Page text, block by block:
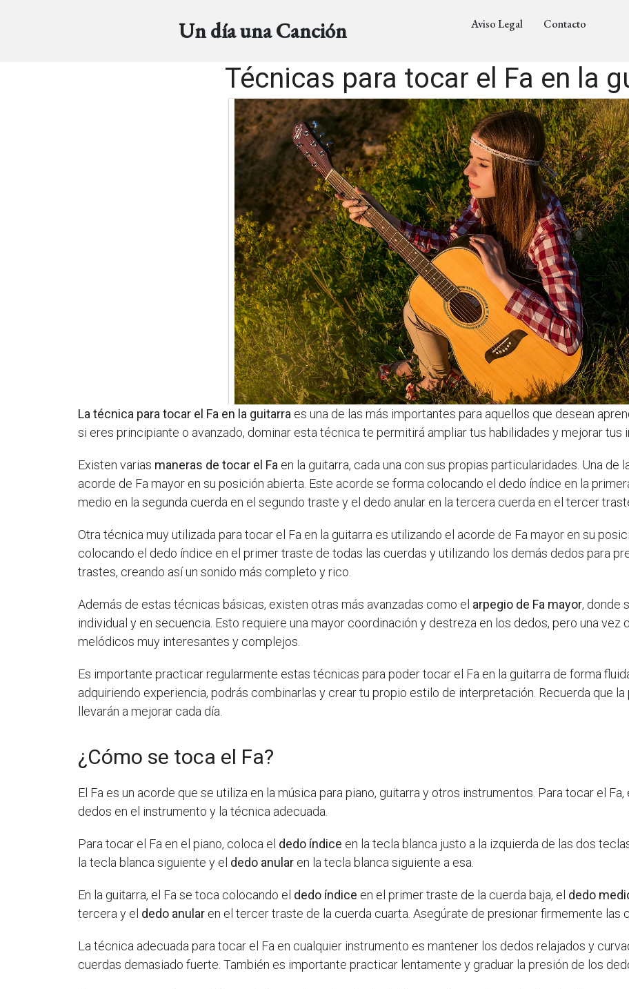
Un día una Canción Aviso Legal Contacto
Técnicas para tocar el Fa en la
La técnica para tocar el Fa en la guitarra es una de las más importantes para aquellos que desean
si eres principiante o avanzado, dominar esta técnica te permitirá ampliar tus habilidades y mejorar tus
Existen varias maneras de tocar el Fa en la guitarra, cada una con sus propias particularidades. Una
acorde de Fa mayor en su posición abierta. Este acorde se forma colocando el dedo índice en la
medio en la segunda cuerda en el segundo traste y el dedo anular en la tercera cuerda en el tercer
Otra técnica muy utilizada para tocar el Fa en la guitarra es utilizando el acorde de Fa mayor en su
colocando el dedo índice en el primer traste de todas las cuerdas y utilizando los demás dedos para
trastes, creando así un sonido más completo y rico.
Además de estas técnicas básicas, existen otras más avanzadas como el arpegio de Fa mayor, donde
individual y en secuencia. Esto requiere una mayor coordinación y destreza en los dedos, pero una
melódicos muy interesantes y complejos.
Es importante practicar regularmente estas técnicas para poder tocar el Fa en la guitarra de forma
adquiriendo experiencia, podrás combinarlas y crear tu propio estilo de interpretación. Recuerda que
llevarán a mejorar cada día.
¿Cómo se toca el Fa?
El Fa es un acorde que se utiliza en la música para piano, guitarra y otros instrumentos. Para tocar el
dedos en el instrumento y la técnica adecuada.
Para tocar el Fa en el piano, coloca el dedo índice en la tecla blanca justo a la izquierda de las dos
la tecla blanca siguiente y el dedo anular en la tecla blanca siguiente a esa.
En la guitarra, el Fa se toca colocando el dedo índice en el primer traste de la cuerda baja, el dedo
tercera y el dedo anular en el tercer traste de la cuerda cuarta. Asegúrate de presionar firmemente las
La técnica adecuada para tocar el Fa en cualquier instrumento es mantener los dedos relajados y
cuerdas demasiado fuerte. También es importante practicar lentamente y graduar la presión de los